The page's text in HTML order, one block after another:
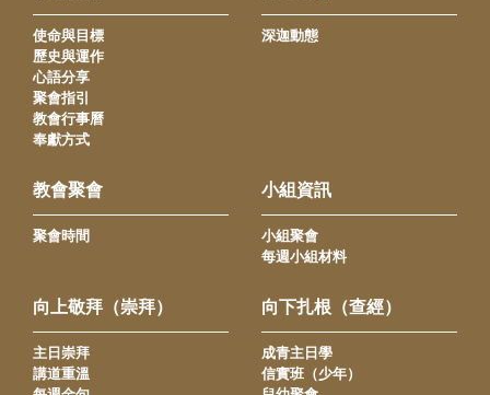
使命與目標
歷史與運作
心語分享
聚會指引
教會行事曆
奉獻方式
深迦動態
教會聚會
聚會時間
小組資訊
小組聚會
每週小組材料
向上敬拜（崇拜）
主日崇拜
講道重溫
向下扎根（查經）
成青主日學
信實班（少年）